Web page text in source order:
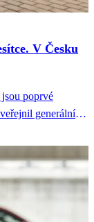
V Česku
poprvé
generální